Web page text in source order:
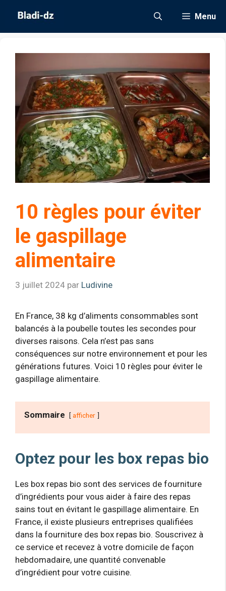
contenu
Menu
10 règles pour éviter
le gaspillage
alimentaire
3 juillet 2024 par Ludivine
En France, 38 kg d’aliments consommables sont
balancés à la poubelle toutes les secondes pour
diverses raisons. Cela n’est pas sans
conséquences sur notre environnement et pour les
générations futures. Voici 10 règles pour éviter le
gaspillage alimentaire.
Sommaire afficher
Optez pour les box repas bio
Les box repas bio sont des services de fourniture
d’ingrédients pour vous aider à faire des repas
sains tout en évitant le gaspillage alimentaire. En
France, il existe plusieurs entreprises qualifiées
dans la fourniture des box repas bio. Souscrivez à
ce service et recevez à votre domicile de façon
hebdomadaire, une quantité convenable
d’ingrédient pour votre cuisine.